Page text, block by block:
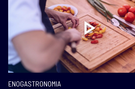
ENOGASTRONOMIA